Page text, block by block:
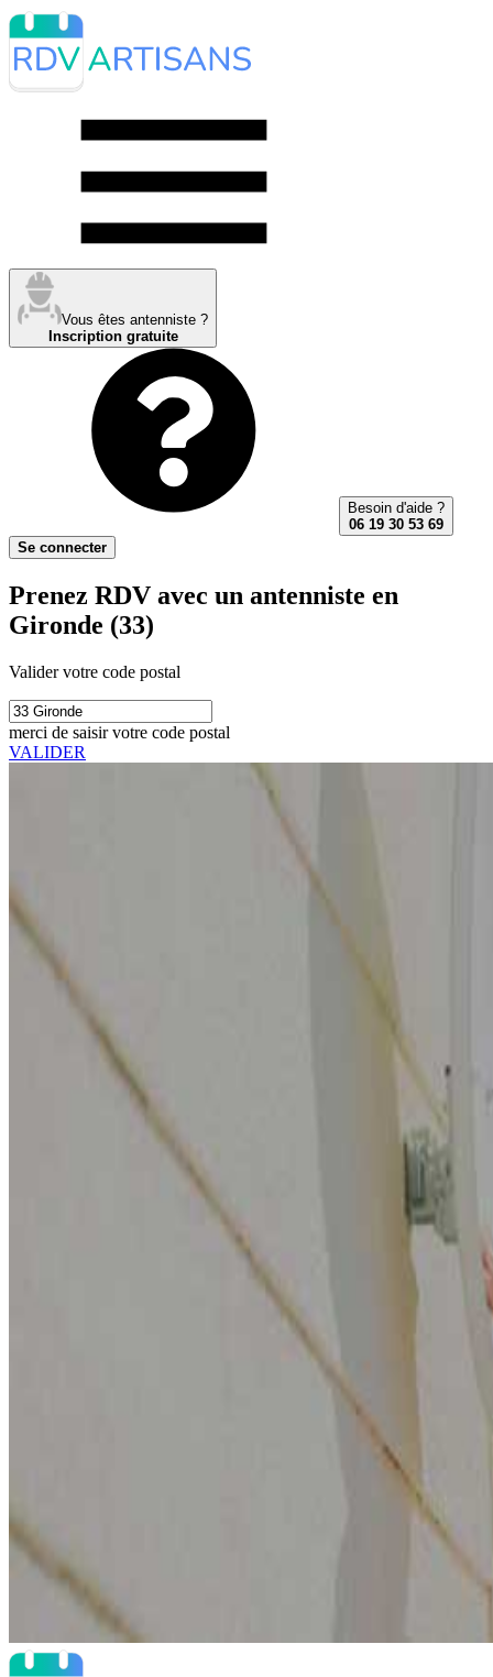
Vous êtes antenniste ?
Inscription gratuite
Besoin d'aide ?
06 19 30 53 69
Se connecter
Prenez RDV avec un antenniste en
Gironde (33)
Valider votre code postal
merci de saisir votre code postal
VALIDER